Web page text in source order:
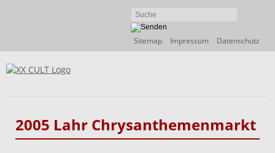
Navigation
Sitemap Impressum Datenschutz
2005 Lahr Chrysanthemenmarkt